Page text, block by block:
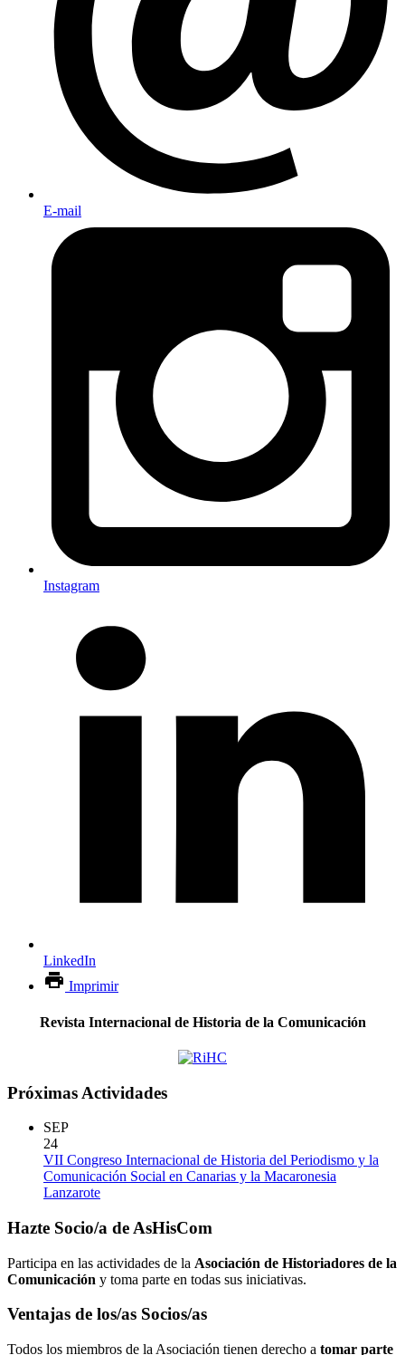
E-mail
Instagram
LinkedIn
Imprimir
Revista Internacional de Historia de la Comunicación
Próximas Actividades
SEP
24
VII Congreso Internacional de Historia del Periodismo y la
Comunicación Social en Canarias y la Macaronesia
Lanzarote
Hazte Socio/a de AsHisCom
Participa en las actividades de la Asociación de Historiadores de la
Comunicación y toma parte en todas sus iniciativas.
Ventajas de los/as Socios/as
Todos los miembros de la Asociación tienen derecho a tomar parte